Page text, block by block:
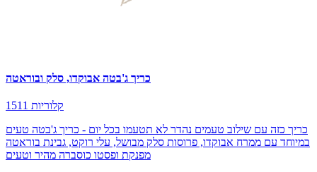
כריך ג'בטה אבוקדו, סלק ובוראטה
1511 קלוריות
כריך כזה עם שילוב טעמים נהדר לא תטעמו בכל יום - כריך ג'בטה טעים
במיוחד עם ממרח אבוקדו, פרוסות סלק מבושל, עלי רוקט, גבינת בוראטה
מפנקת ופסטו כוסברה מהיר וטעים